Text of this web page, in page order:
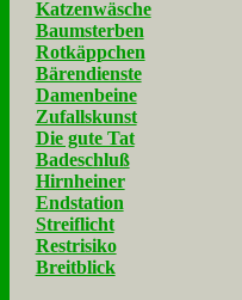
Katzenwäsche
Baumsterben
Rotkäppchen
Bärendienste
Damenbeine
Zufallskunst
Die gute Tat
Badeschluß
Hirnheiner
Endstation
Streiflicht
Restrisiko
Breitblick